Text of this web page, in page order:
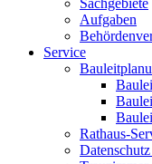
Sachgebiete
Aufgaben
Service
Rathaus-